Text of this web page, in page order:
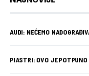
AUDI: NEĆEMO
PIASTRI: OVO JE